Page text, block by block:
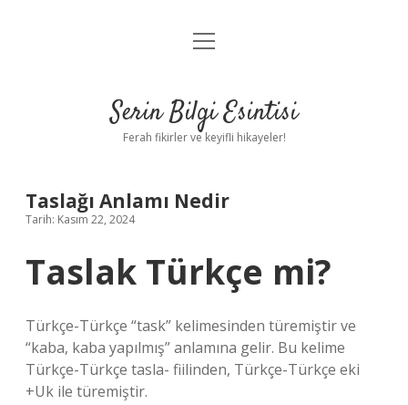
Anasayfa
Yasal Uyarı
menüyü
Serin Bilgi Esintisi
Ferah fikirler ve keyifli hikayeler!
Taslağı Anlamı Nedir
Tarih: Kasım 22, 2024
Taslak Türkçe mi?
Türkçe-Türkçe “task” kelimesinden türemiştir ve
“kaba, kaba yapılmış” anlamına gelir. Bu kelime
Türkçe-Türkçe tasla- fiilinden, Türkçe-Türkçe eki
+Uk ile türemiştir.